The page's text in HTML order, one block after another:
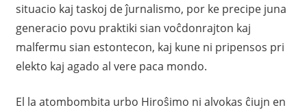
situacio kaj taskoj de ĵurnalismo, por ke precipe juna
generacio povu praktiki sian voĉdonrajton kaj
malfermu sian estontecon, kaj kune ni pripensos pri
elekto kaj agado al vere paca mondo.
El la atombombita urbo Hiroŝimo ni alvokas ĉiujn en